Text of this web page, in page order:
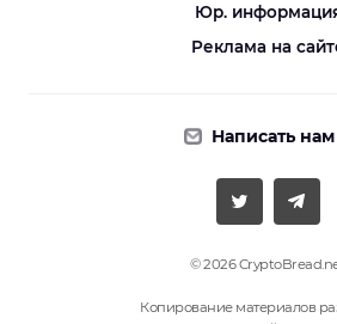
Юр.
Реклама на
Написать нам
© 2026
Копирование материалов